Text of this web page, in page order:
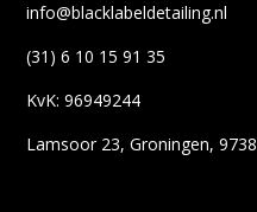
info@blacklabeldetailing.nl
(31) 6 10 15 91 35
KvK: 96949244
Lamsoor 23, Groningen,